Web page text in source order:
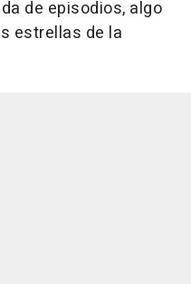
de episodios, algo
estrellas de la